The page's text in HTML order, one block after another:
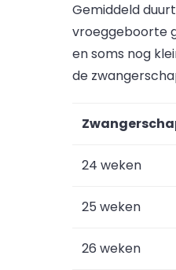
Gemiddeld
vroeggeboorte
en soms nog
de
24 weken
25 weken
26 weken